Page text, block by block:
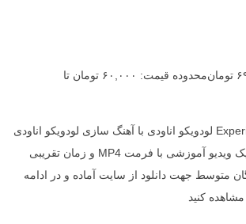
تومان
محدوده قیمت: ۶۰,۰۰۰ تومان تا
آموزش نت پیانو Experience لودویکو اناودی با آهنگ سازی لودویکو اناودی
و تنظیم ترنم نوری در یک ویدیو آموزشی با فرمت MP4 و زمان تقریبی
متوسط جهت دانلود از سایت آماده و در ادامه
کنید